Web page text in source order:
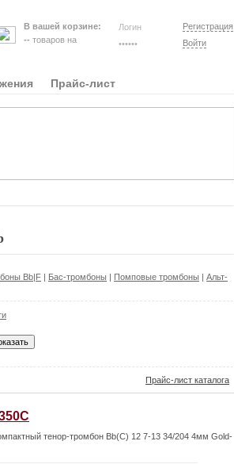
В вашей корзине:
-- товаров на
Регистрация
Войти
Прайс-лист
Bb|F | Бас-тромбоны | Помповые тромбоны | Альт-
Прайс-лист каталога
тенор-тромбон Bb(C) 12 7-13 34/204 4мм Gold-